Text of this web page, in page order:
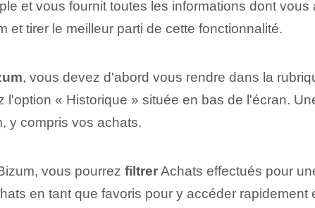
et vous fournit toutes les informations dont
‌et tirer le meilleur parti de cette fonctionnalité.
, vous devez d'abord vous rendre dans la
l'option « Historique » située en bas⁤ de l'écran.
y compris vos achats.
vous pourrez‌ filtrerAchats effectués pour
en tant que favoris pour y accéder rapidement